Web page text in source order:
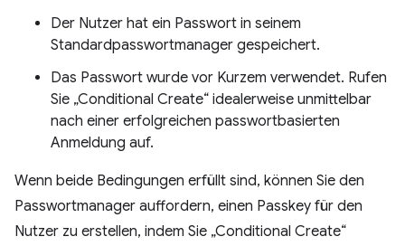
Der Nutzer hat ein Passwort in seinem
Standardpasswortmanager gespeichert.
Das Passwort wurde vor Kurzem verwendet. Rufen
Sie „Conditional Create“ idealerweise unmittelbar
nach einer erfolgreichen passwortbasierten
Anmeldung auf.
Wenn beide Bedingungen erfüllt sind, können Sie den
Passwortmanager auffordern, einen Passkey für den
Nutzer zu erstellen, indem Sie „Conditional Create“